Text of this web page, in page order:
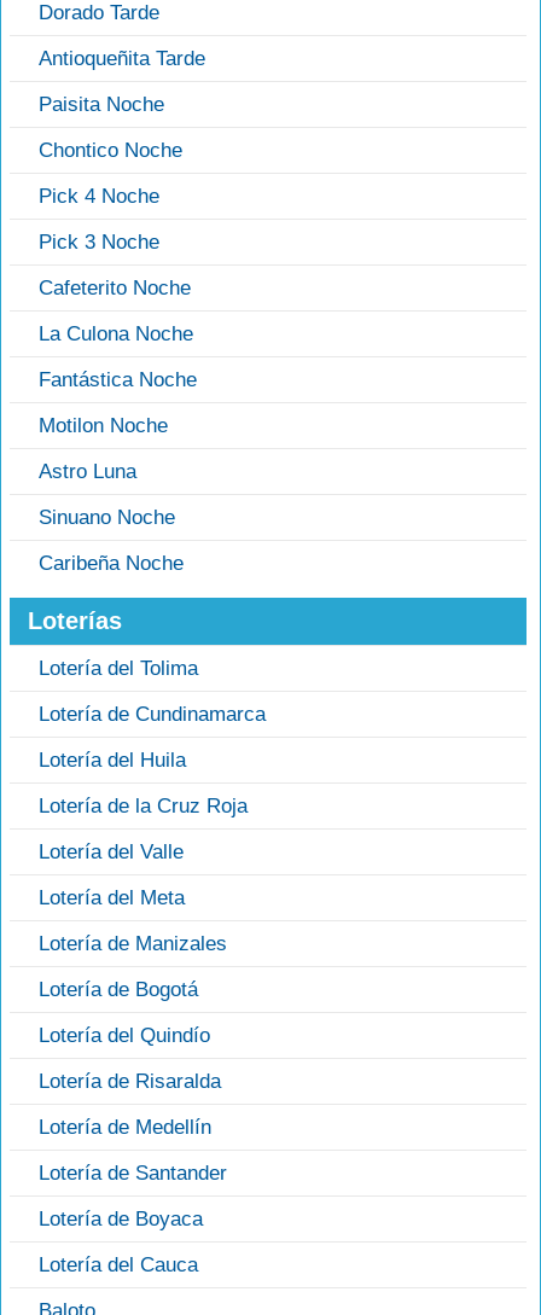
Dorado Tarde
Antioqueñita Tarde
Paisita Noche
Chontico Noche
Pick 4 Noche
Pick 3 Noche
Cafeterito Noche
La Culona Noche
Fantástica Noche
Motilon Noche
Astro Luna
Sinuano Noche
Caribeña Noche
Loterías
Lotería del Tolima
Lotería de Cundinamarca
Lotería del Huila
Lotería de la Cruz Roja
Lotería del Valle
Lotería del Meta
Lotería de Manizales
Lotería de Bogotá
Lotería del Quindío
Lotería de Risaralda
Lotería de Medellín
Lotería de Santander
Lotería de Boyaca
Lotería del Cauca